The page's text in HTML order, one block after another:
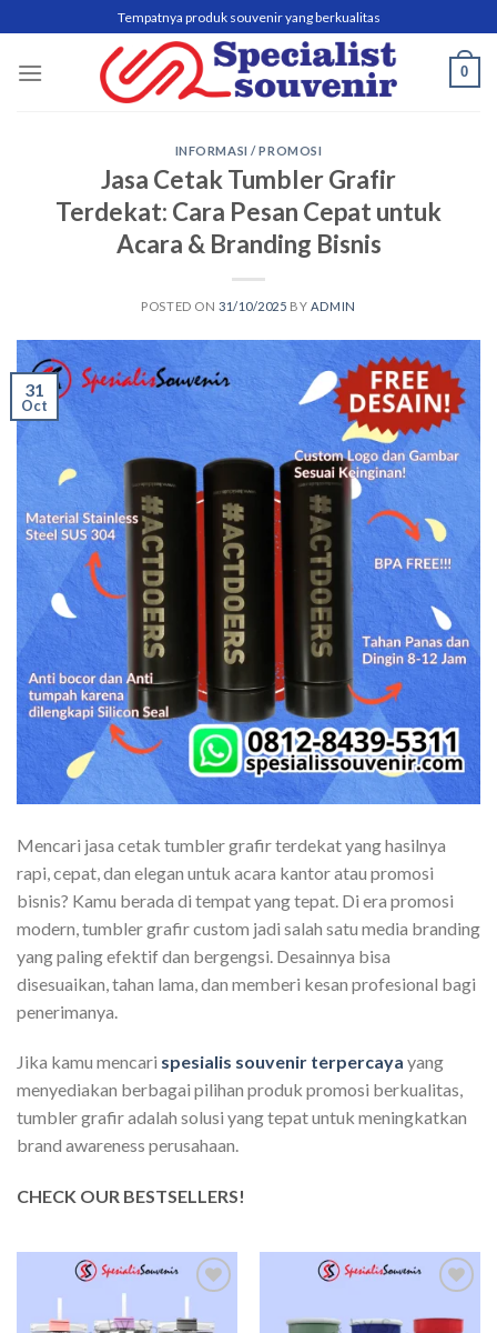
to
content
Tempatnya produk souvenir yang berkualitas
0
INFORMASI / PROMOSI
Jasa Cetak Tumbler Grafir
Terdekat: Cara Pesan Cepat untuk
Acara & Branding Bisnis
POSTED ON 31/10/2025 BY ADMIN
31
Oct
Mencari jasa cetak tumbler grafir terdekat yang hasilnya
rapi, cepat, dan elegan untuk acara kantor atau promosi
bisnis? Kamu berada di tempat yang tepat. Di era promosi
modern, tumbler grafir custom jadi salah satu media branding
yang paling efektif dan bergengsi. Desainnya bisa
disesuaikan, tahan lama, dan memberi kesan profesional bagi
penerimanya.
Jika kamu mencari spesialis souvenir terpercaya yang
menyediakan berbagai pilihan produk promosi berkualitas,
tumbler grafir adalah solusi yang tepat untuk meningkatkan
brand awareness perusahaan.
CHECK OUR BESTSELLERS!